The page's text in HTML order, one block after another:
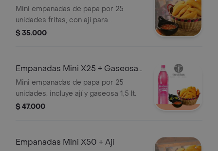
Mini empanadas de papa por 25
unidades fritas, con ají para
compartir.
$ 35.000
Empanadas Mini X25 + Gaseosa
1.5 Lt
Mini empanadas de papa por 25
unidades, incluye ají y gaseosa 1,5 lt.
$ 47.000
Empanadas Mini X50 + Ají